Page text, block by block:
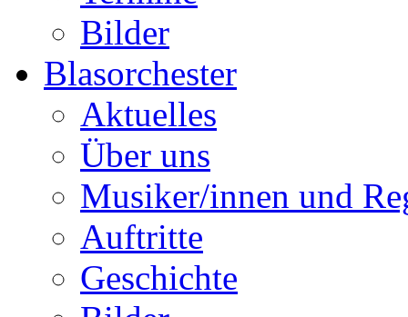
Bilder
Blasorchester
Aktuelles
Über uns
Musiker/innen und
Auftritte
Geschichte